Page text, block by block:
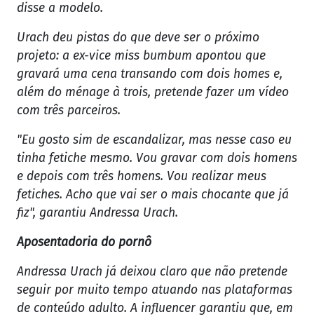
disse a modelo.
Urach deu pistas do que deve ser o próximo
projeto: a ex-vice miss bumbum apontou que
gravará uma cena transando com dois homes e,
além do ménage à trois, pretende fazer um vídeo
com três parceiros.
"Eu gosto sim de escandalizar, mas nesse caso eu
tinha fetiche mesmo. Vou gravar com dois homens
e depois com três homens. Vou realizar meus
fetiches. Acho que vai ser o mais chocante que já
fiz", garantiu Andressa Urach.
Aposentadoria do pornô
Andressa Urach já deixou claro que não pretende
seguir por muito tempo atuando nas plataformas
de conteúdo adulto. A influencer garantiu que, em